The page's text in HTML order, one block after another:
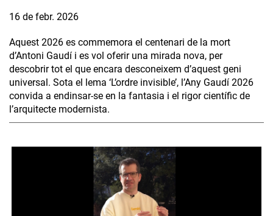
16 de febr. 2026
Aquest 2026 es commemora el centenari de la mort
d’Antoni Gaudí i es vol oferir una mirada nova, per
descobrir tot el que encara desconeixem d’aquest geni
universal. Sota el lema ‘L’ordre invisible’, l’Any Gaudí 2026
convida a endinsar-se en la fantasia i el rigor científic de
l’arquitecte modernista.